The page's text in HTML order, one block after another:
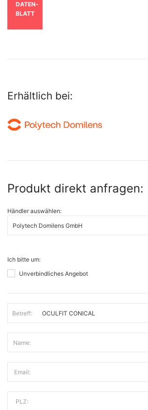
DATEN­
BLATT
Erhältlich bei:
Produkt direkt anfragen:
Händler auswählen:
Ich bitte um:
Unverbindliches Angebot
Betreff:
Name:
Email:
PLZ: